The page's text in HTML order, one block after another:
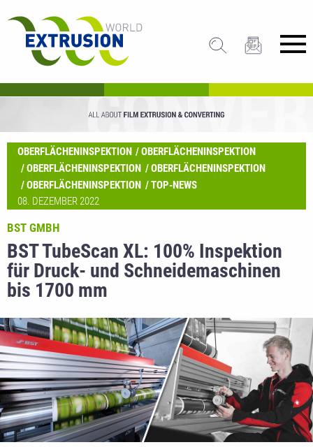
OBERFLÄCHENINSPEKTION
OBERFLÄCHENINSPEKTION
OBERFLÄCHENINSPEKTION OBERFLÄCHENINSPEKTION
OBERFLÄCHENINSPEKTION TOP-NEWS
08. DEZEMBER 2022
BST TubeScan XL: 100% Inspektion
für Druck- und Schneidemaschinen
bis 1700 mm
BST GMBH